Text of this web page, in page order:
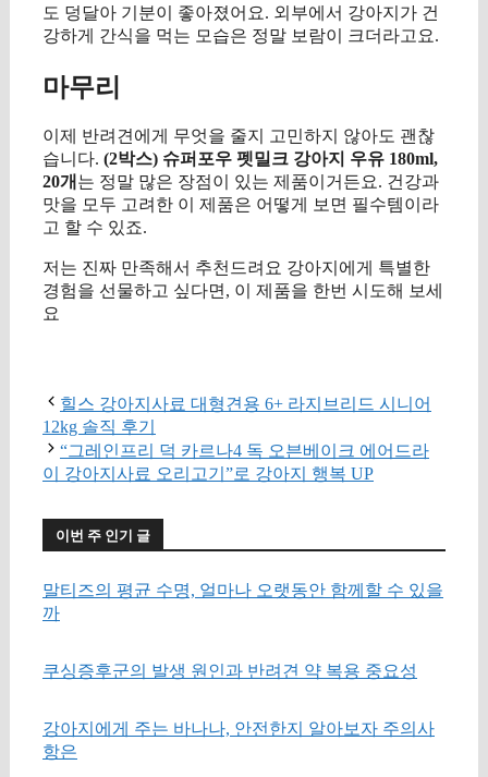
도 덩달아 기분이 좋아졌어요. 외부에서 강아지가 건
강하게 간식을 먹는 모습은 정말 보람이 크더라고요.
마무리
이제 반려견에게 무엇을 줄지 고민하지 않아도 괜찮
습니다. (2박스) 슈퍼포우 펫밀크 강아지 우유 180ml,
20개 는 정말 많은 장점이 있는 제품이거든요. 건강과
맛을 모두 고려한 이 제품은 어떻게 보면 필수템이라
고 할 수 있죠.
저는 진짜 만족해서 추천드려요 강아지에게 특별한
경험을 선물하고 싶다면, 이 제품을 한번 시도해 보세
요
힐스 강아지사료 대형견용 6+ 라지브리드 시니어
12kg 솔직 후기
“그레인프리 덕 카르나4 독 오븐베이크 에어드라
이 강아지사료 오리고기”로 강아지 행복 UP
이번 주 인기 글
말티즈의 평균 수명, 얼마나 오랫동안 함께할 수 있을
까
쿠싱증후군의 발생 원인과 반려견 약 복용 중요성
강아지에게 주는 바나나, 안전한지 알아보자 주의사
항은